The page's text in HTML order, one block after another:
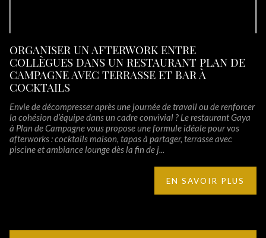
ORGANISER UN AFTERWORK ENTRE
COLLÈGUES DANS UN RESTAURANT PLAN DE
CAMPAGNE AVEC TERRASSE ET BAR À
COCKTAILS
Envie de décompresser après une journée de travail ou de renforcer
la cohésion d’équipe dans un cadre convivial ? Le restaurant Gaya
à Plan de Campagne vous propose une formule idéale pour vos
afterworks : cocktails maison, tapas à partager, terrasse avec
piscine et ambiance lounge dès la fin de j...
EN SAVOIR PLUS